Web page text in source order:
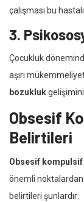
çalışması bu
3.
Çocukluk
aşırı
bozukluk
Obsesif
Belirtileri
Obsesif
önemli noktalardan
belirtileri şunlardır: